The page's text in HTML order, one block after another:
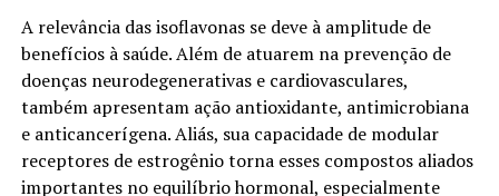
A relevância das isoflavonas se deve à amplitude de
benefícios à saúde. Além de atuarem na prevenção de
doenças neurodegenerativas e cardiovasculares,
também apresentam ação antioxidante, antimicrobiana
e anticancerígena. Aliás, sua capacidade de modular
receptores de estrogênio torna esses compostos aliados
importantes no equilíbrio hormonal, especialmente